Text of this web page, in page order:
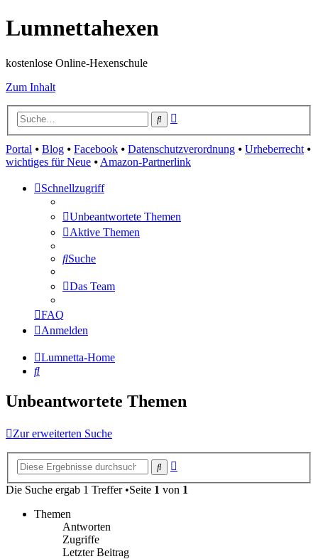
Lumnettahexen
kostenlose Online-Hexenschule
Zum Inhalt
Suche
Portal ⦁ Blog ⦁ Facebook ⦁ Datenschutzverordnung ⦁ Urheberrecht⦁
wichtiges für Neue ⦁Amazon-Partnerlink
Schnellzugriff
Unbeantwortete Themen
Aktive Themen
Suche
Das Team
FAQ
Anmelden
Lumnetta-Home
Suche
Unbeantwortete Themen
Zur erweiterten Suche
Suche
Die Suche ergab 1 Treffer •Seite 1 von 1
Themen
Antworten
Zugriffe
Letzter Beitrag